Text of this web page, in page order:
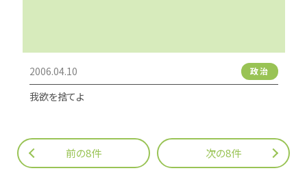
我欲を捨てよ
2006.04.10 政治
前の8件 次の8件